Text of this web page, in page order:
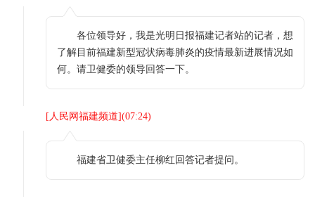
各位领导好，我是光明日报福建记者站的记者，想
了解目前福建新型冠状病毒肺炎的疫情最新进展情况如
何。请卫健委的领导回答一下。
[ 人民网福建频道](07:24)
福建省卫健委主任柳红回答记者提问。